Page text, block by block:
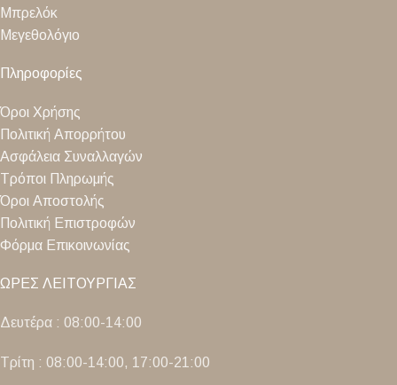
Μπρελόκ
Μεγεθολόγιο
Πληροφορίες
Όροι Χρήσης
Πολιτική Απορρήτου
Ασφάλεια Συναλλαγών
Τρόποι Πληρωμής
Όροι Αποστολής
Πολιτική Επιστροφών
Φόρμα Επικοινωνίας
ΩΡΕΣ ΛΕΙΤΟΥΡΓΙΑΣ
Δευτέρα : 08:00-14:00
Τρίτη : 08:00-14:00, 17:00-21:00